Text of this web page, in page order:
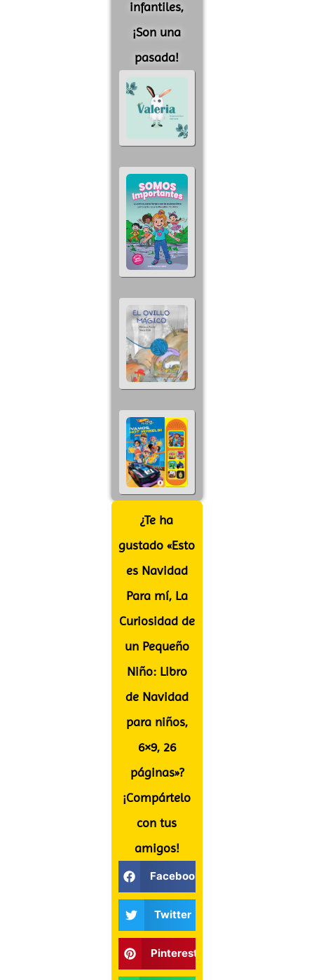
infantiles,
¡Son una
pasada!
¿Te ha
gustado «Esto
es Navidad
Para mí, La
Curiosidad de
un Pequeño
Niño: Libro
de Navidad
para niños,
6×9, 26
páginas»?
¡Compártelo
con tus
amigos!
Facebook
Twitter
Pinterest